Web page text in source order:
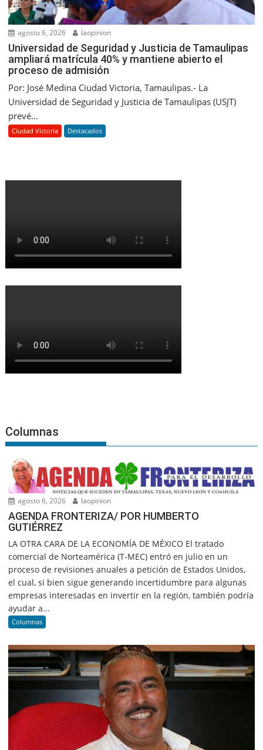
agosto 6, 2026 laopinion
Universidad de Seguridad y Justicia de Tamaulipas
ampliará matrícula 40% y mantiene abierto el
proceso de admisión
Por: José Medina Ciudad Victoria, Tamaulipas.- La
Universidad de Seguridad y Justicia de Tamaulipas (USJT)
prevé...
Ciudad Victoria Destacados
Columnas
agosto 6, 2026 laopinion
AGENDA FRONTERIZA/ POR HUMBERTO
GUTIÉRREZ
LA OTRA CARA DE LA ECONOMÍA DE MÉXICO El tratado
comercial de Norteamérica (T-MEC) entró en julio en un
proceso de revisiones anuales a petición de Estados Unidos,
el cual, si bien sigue generando incertidumbre para algunas
empresas interesadas en invertir en la región, también podría
ayudar a...
Columnas